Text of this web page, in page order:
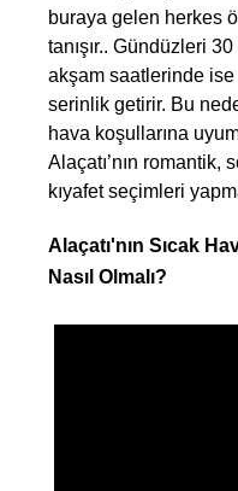
buraya gelen herkes
tanışır.. Gündüzleri
akşam saatlerinde
serinlik getirir. Bu
hava koşullarına
Alaçatı’nın romantik,
kıyafet seçimleri
Alaçatı'nın Sıcak
Nasıl Olmalı?